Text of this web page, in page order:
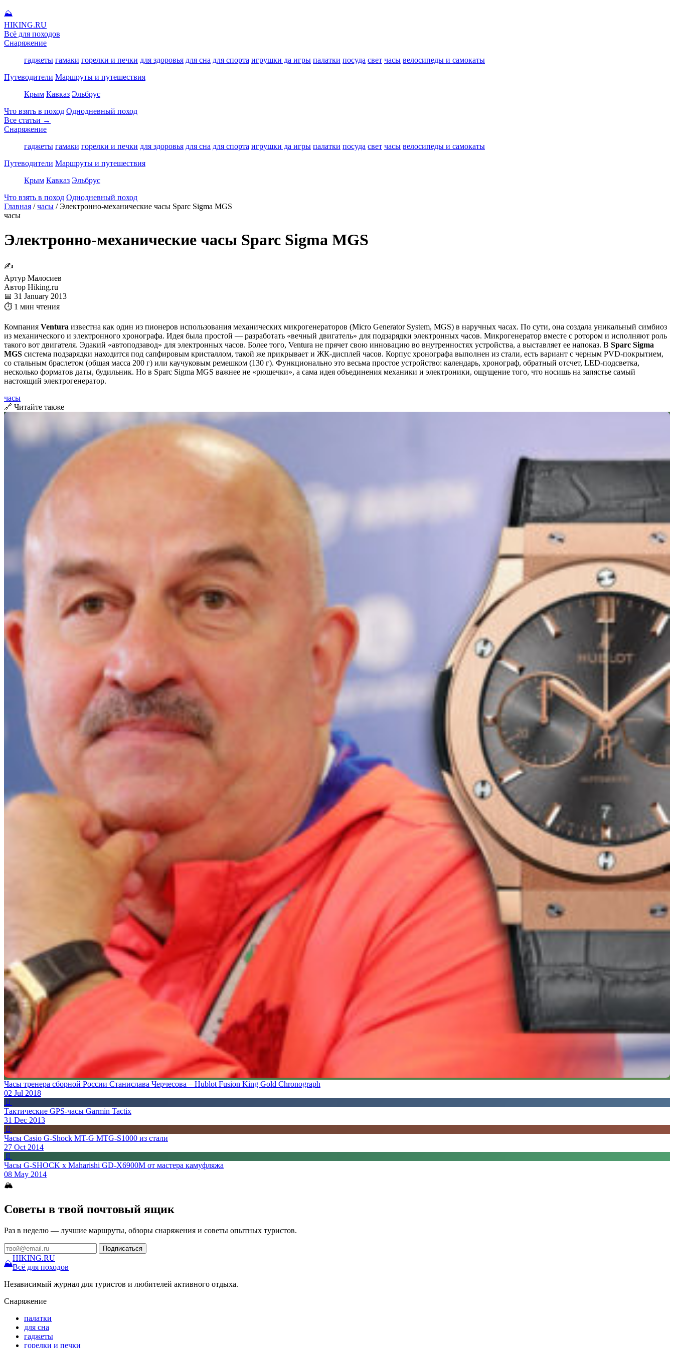
⛰
HIKING.RU
Всё для походов
Снаряжение
гаджеты гамаки горелки и печки для здоровья для сна для спорта игрушки да игры палатки посуда свет часы велосипеды и самокаты
Путеводители Маршруты и путешествия
Крым Кавказ Эльбрус
Что взять в поход Однодневный поход
Все статьи →
Снаряжение
гаджеты гамаки горелки и печки для здоровья для сна для спорта игрушки да игры палатки посуда свет часы велосипеды и самокаты
Путеводители Маршруты и путешествия
Крым Кавказ Эльбрус
Что взять в поход Однодневный поход
Главная / часы / Электронно-механические часы Sparc Sigma MGS
часы
Электронно-механические часы Sparc Sigma MGS
✍
Артур Малосиев
Автор Hiking.ru
📅 31 January 2013
⏱ 1 мин чтения
Компания Ventura известна как один из пионеров использования механических микрогенераторов (Micro Generator System, MGS) в наручных часах. По сути, она создала уникальный симбиоз
из механического и электронного хронографа. Идея была простой — разработать «вечный двигатель» для подзарядки электронных часов. Микрогенератор вместе с ротором и исполняют роль
такого вот двигателя. Эдакий «автоподзавод» для электронных часов. Более того, Ventura не прячет свою инновацию во внутренностях устройства, а выставляет ее напоказ. В Sparc Sigma
MGS система подзарядки находится под сапфировым кристаллом, такой же прикрывает и ЖК-дисплей часов. Корпус хронографа выполнен из стали, есть вариант с черным PVD-покрытием,
со стальным браслетом (общая масса 200 г) или каучуковым ремешком (130 г). Функционально это весьма простое устройство: календарь, хронограф, обратный отсчет, LED-подсветка,
несколько форматов даты, будильник. Но в Sparc Sigma MGS важнее не «рюшечки», а сама идея объединения механики и электроники, ощущение того, что носишь на запястье самый
настоящий электрогенератор.
часы
🔗 Читайте также
Часы тренера сборной России Станислава Черчесова – Hublot Fusion King Gold Chronograph
02 Jul 2018
📄
Тактические GPS-часы Garmin Tactix
31 Dec 2013
📄
Часы Casio G-Shock MT-G MTG-S1000 из стали
27 Oct 2014
📄
Часы G-SHOCK x Maharishi GD-X6900M от мастера камуфляжа
08 May 2014
🏔
Советы в твой почтовый ящик
Раз в неделю — лучшие маршруты, обзоры снаряжения и советы опытных туристов.
Подписаться
⛰
HIKING.RU
Всё для походов
Независимый журнал для туристов и любителей активного отдыха.
Снаряжение
палатки
для сна
гаджеты
горелки и печки